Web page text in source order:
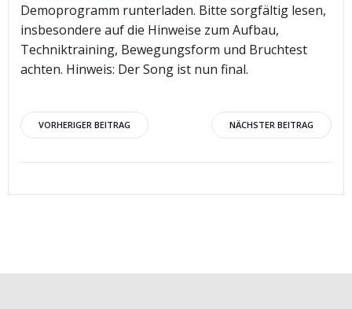
Demoprogramm runterladen. Bitte sorgfältig lesen,
insbesondere auf die Hinweise zum Aufbau,
Techniktraining, Bewegungsform und Bruchtest
achten. Hinweis: Der Song ist nun final.
Beitragsnavigation
VORHERIGER BEITRAG NÄCHSTER BEITRAG